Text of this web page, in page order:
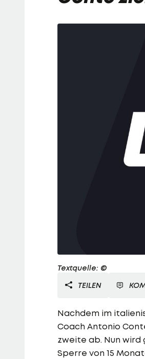
Textquelle: ©
TEILEN
Nachdem im
Coach Antonio
zweite ab. Nun wird
Sperre von 15